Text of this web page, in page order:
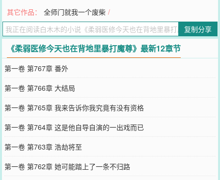
了每天吃饭，修炼，打弟弟的平凡日子。但谁能告诉她，母亲的娘家
居然是修真界泰山北斗一样存在的医修世家——沐家。再后来，沐风
华成为了修真界医术最高却收费最黑的医修。世人皆知，医修在修真
界地位特殊，受人尊崇却战斗力为渣渣，是需要人保护的存在。谁都
以为修真界的第一医修沐风华也是个柔弱的，可当她一剑便惊天动地
震惊四座后，世人都傻了眼。沐风华感慨，弟弟虽然有时候熊了点，
但大多时候还是很乖巧的。只是她没想到的是，弟弟是魔尊转世，所
谓的乖巧，只在她面前而已。人人都惧怕的那个残忍阴鸷的魔尊，谁
也不知道，他今天又被表面柔弱的医修姐姐暴打了。
您要是觉得《
柔弱医修今天也在背地里暴打魔尊
忘记向您QQ群和微博微信里的朋友推荐哦！
其它作品： 全师门就我一个废柴 /
复制分享
《柔弱医修今天也在背地里暴打魔尊》最新12章节
第一卷 第767章 番外
第一卷 第766章 大结局
第一卷 第765章 我来告诉你我究竟有没有资格
第一卷 第764章 这是他自导自演的一出戏而已
第一卷 第763章 浩劫将至
第一卷 第762章 她可能踏上了一条不归路